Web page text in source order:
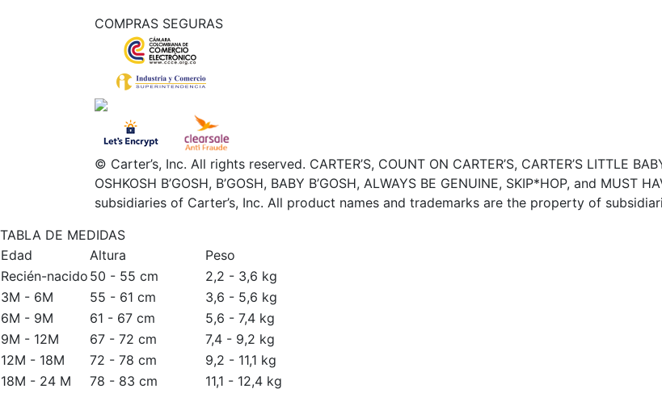
COMPRAS SEGURAS
© Carter’s, Inc. All rights reserved. CARTER’S, COUNT ON CARTER’S, CARTER’S LITTLE
OSHKOSH B’GOSH, B’GOSH, BABY B’GOSH, ALWAYS BE GENUINE, SKIP*HOP, and
subsidiaries of Carter’s, Inc. All product names and trademarks are the property of
TABLA DE MEDIDAS
Edad
Altura
Peso
Recién-nacido 50 - 55 cm
2,2 - 3,6 kg
3M - 6M
55 - 61 cm
3,6 - 5,6 kg
6M - 9M
61 - 67 cm
5,6 - 7,4 kg
9M - 12M
67 - 72 cm
7,4 - 9,2 kg
12M - 18M
72 - 78 cm
9,2 - 11,1 kg
18M - 24 M
78 - 83 cm 11,1 - 12,4 kg